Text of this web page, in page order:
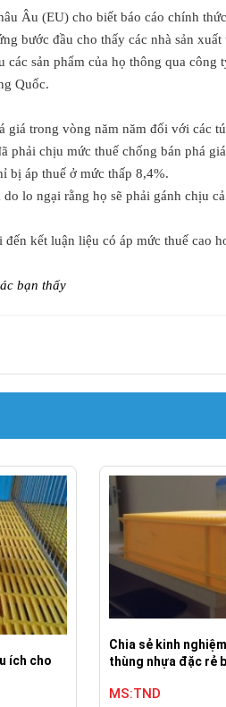
Âu (EU) cho biết báo cáo chính
bước đầu cho thấy các nhà sản xuất
các sản phẩm của họ thông qua công
Quốc.
giá trong vòng năm năm đối với các
phải chịu mức thuế chống bán phá
bị áp thuế ở mức thấp 8,4%.
lo ngại rằng họ sẽ phải gánh chịu
kết luận liệu có áp mức thuế cao
bạn thấy
ích cho
Chia sẻ kinh
thùng nhựa đặc rẻ
MS:TND